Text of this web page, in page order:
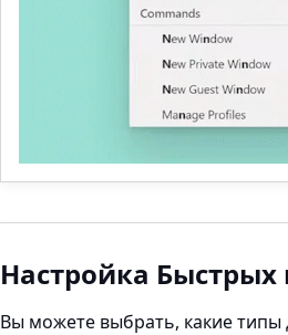
Настройка
Вы можете выбрать, какие типы